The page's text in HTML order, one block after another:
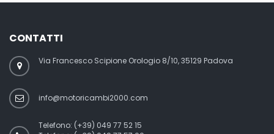
CONTATTI
Via Francesco Scipione Orologio 8/10, 35129 Padova
info@motoricambi2000.com
Telefono: (+39) 049 77 52 15